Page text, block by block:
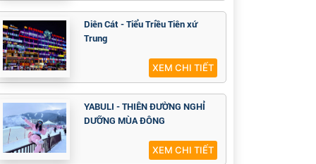
Diên Cát - Tiểu Triều Tiên xứ
Trung
XEM CHI TIẾT
YABULI - THIÊN ĐƯỜNG NGHỈ
DƯỠNG MÙA ĐÔNG
XEM CHI TIẾT